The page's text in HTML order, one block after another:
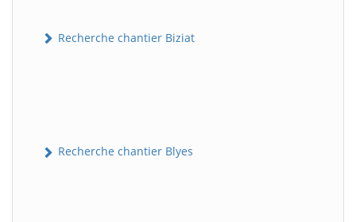
Recherche chantier Biziat
Recherche chantier Blyes